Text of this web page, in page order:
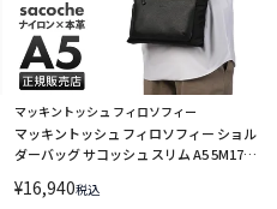
マッキントッシュ フィロソフィー
マッキントッシュ フィロソフィー ショル
ダーバッグ サコッシュ スリム A5 5M17
庫限り】
¥16,940税込